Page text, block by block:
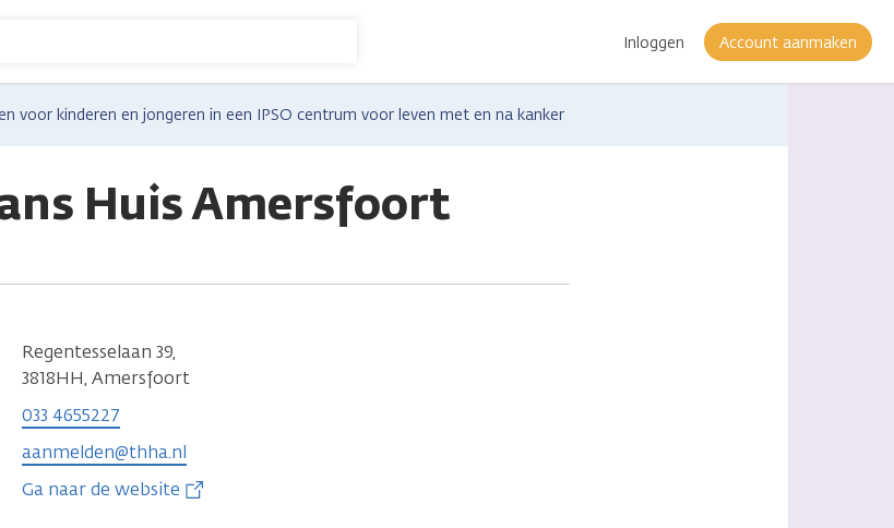
Inloggen Account aanmaken
voor kinderen en jongeren in een IPSO centrum voor leven met en na kanker
Huis Amersfoort
Regentesselaan 39,
3818HH, Amersfoort
033 4655227
aanmelden@thha.nl
Ga naar de website